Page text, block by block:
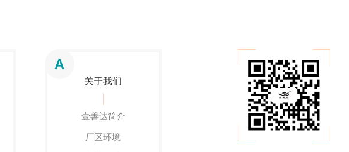
A
关于我们
壹善达简介
厂区环境